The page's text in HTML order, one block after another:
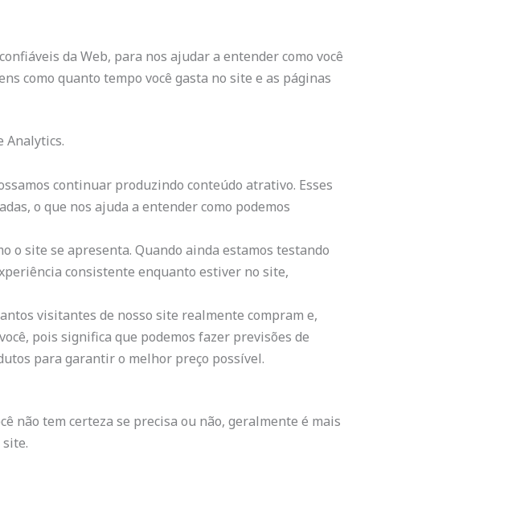
​​da Web, para nos ajudar a entender como você
como quanto tempo você gasta no site e as páginas
Analytics.
continuar produzindo conteúdo atrativo. Esses
o que nos ajuda a entender como podemos
o site se apresenta. Quando ainda estamos testando
consistente enquanto estiver no site,
visitantes de nosso site realmente compram e,
pois significa que podemos fazer previsões de
para garantir o melhor preço possível.
não tem certeza se precisa ou não, geralmente é mais